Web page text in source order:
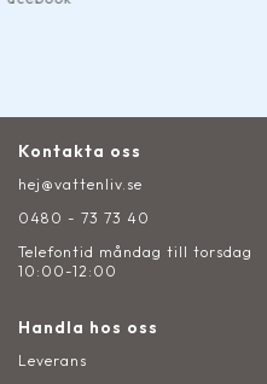
Kontakta oss
hej@vattenliv.se
0480 - 73 73 40
Telefontid måndag till torsdag
10:00-12:00
Handla hos oss
Leverans